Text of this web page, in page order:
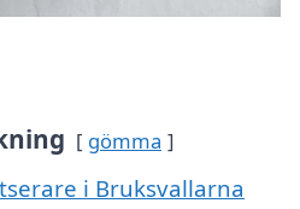
gömma
i Bruksvallarna